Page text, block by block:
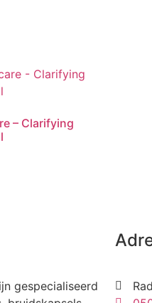
– Clarifying
gespecialiseerd